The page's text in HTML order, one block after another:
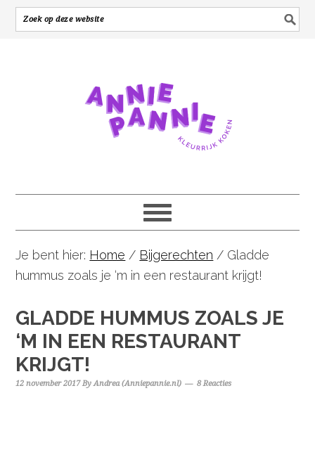
Je bent hier: Home / Bijgerechten / Gladde
hummus zoals je ‘m in een restaurant krijgt!
GLADDE HUMMUS ZOALS JE
‘M IN EEN RESTAURANT
KRIJGT!
12 november 2017ByAndrea (Anniepannie.nl) 8 Reacties